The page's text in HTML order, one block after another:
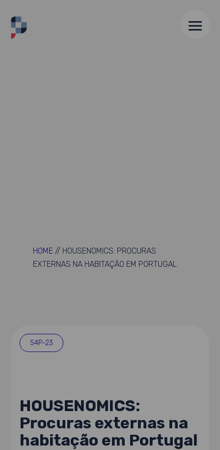
HOME // HOUSENOMICS: PROCURAS
EXTERNAS NA HABITAÇÃO EM PORTUGAL
S4P-23
HOUSENOMICS:
Procuras externas na
habitação em Portugal